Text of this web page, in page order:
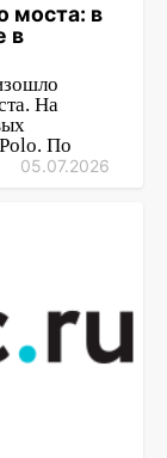
моста: в
в
На
По
05.07.2026